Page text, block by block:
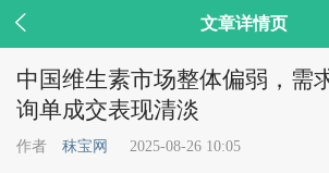
 文章详情页
中国维生素市场整体偏弱，需
询单成交表现清淡
作者 秣宝网 2025-08-26 10:05